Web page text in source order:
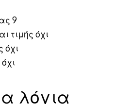
9
τιμής όχι
όχι
λόγια